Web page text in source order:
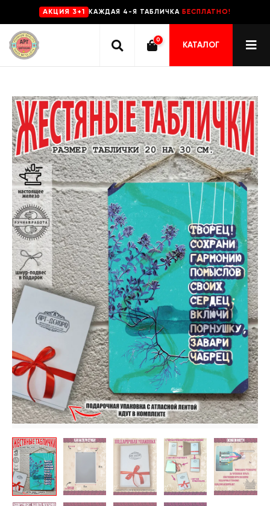
AKЦИЯ 3+1 КАЖДАЯ 4-Я ТАБЛИЧКА БЕСПЛАТНО!
0
КАТАЛОГ